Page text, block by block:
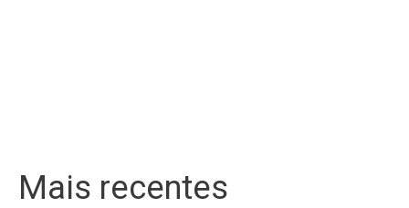
Mais recentes